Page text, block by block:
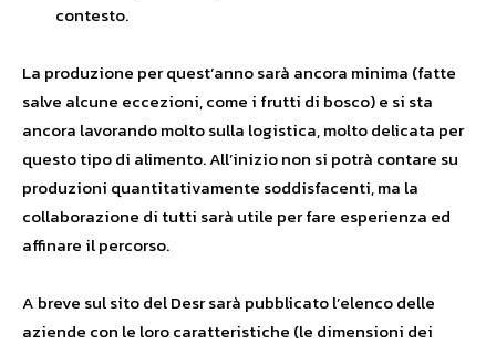
contesto.
La produzione per quest’anno sarà ancora minima (fatte
salve alcune eccezioni, come i frutti di bosco) e si sta
ancora lavorando molto sulla logistica, molto delicata per
questo tipo di alimento. All’inizio non si potrà contare su
produzioni quantitativamente soddisfacenti, ma la
collaborazione di tutti sarà utile per fare esperienza ed
affinare il percorso.
A breve sul sito del Desr sarà pubblicato l’elenco delle
aziende con le loro caratteristiche (le dimensioni dei